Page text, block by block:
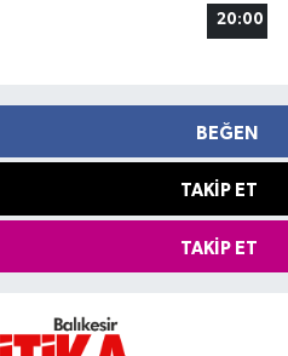
20:00
BEĞEN
TAKIP ET
TAKIP ET